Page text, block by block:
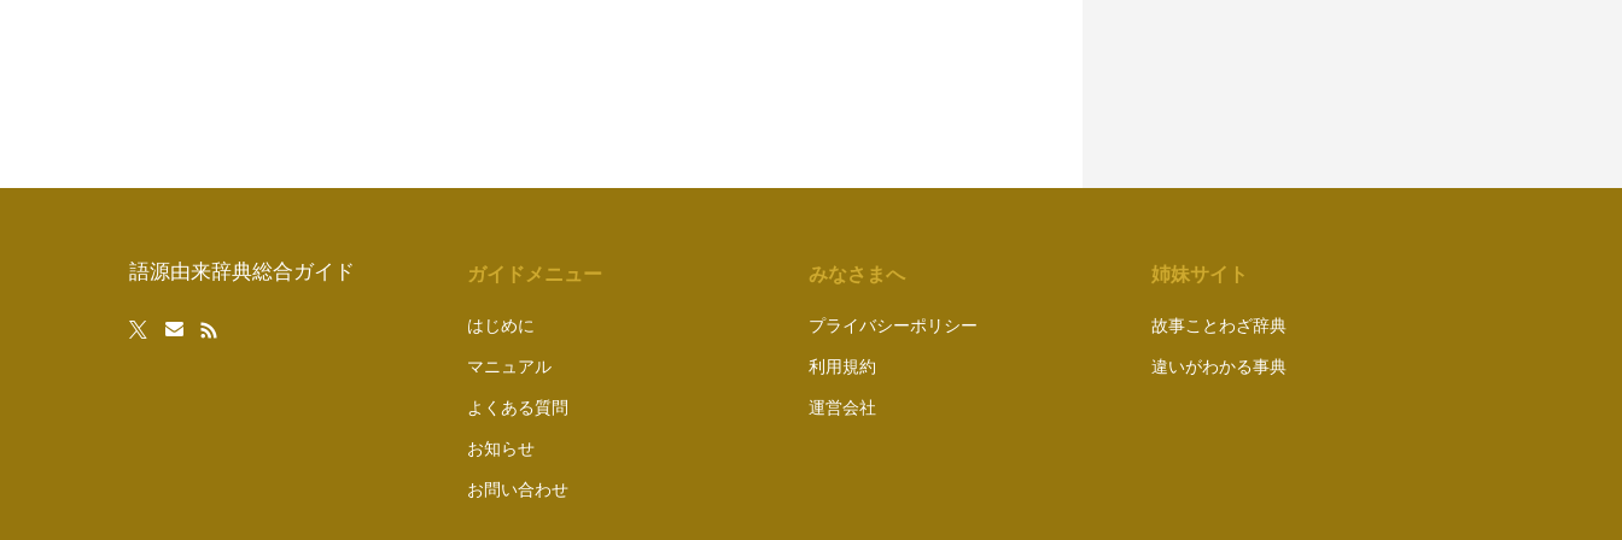
ガイドメニュー
はじめに
マニュアル
よくある質問
お知らせ
お問い合わせ
みなさまへ
プライバシーポリシー
利用規約
運営会社
姉妹サイト
故事ことわざ辞典
違いがわかる事典
語源由来辞典総合ガイド